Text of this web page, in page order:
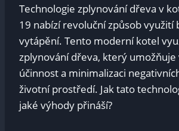
Technologie zplynování dřeva v
19 nabízí revoluční způsob využití
vytápění. Tento moderní kotel
zplynování dřeva, který umožňuje
účinnost a minimalizaci
životní prostředí. Jak tato
jaké výhody přináší?